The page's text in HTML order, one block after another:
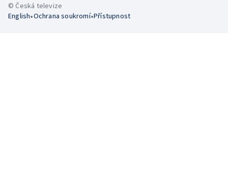
© Česká televize
English•Ochrana soukromí•Přístupnost